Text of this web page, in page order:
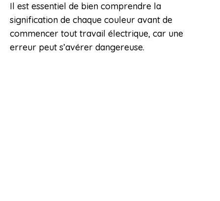
Il est essentiel de bien comprendre la
signification de chaque couleur avant de
commencer tout travail électrique, car une
erreur peut s’avérer dangereuse.